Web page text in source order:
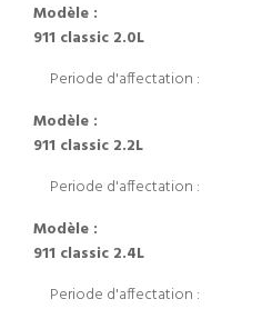
Modèle :
911 classic 2.0L
Periode d'affectation :
Modèle :
911 classic 2.2L
Periode d'affectation :
Modèle :
911 classic 2.4L
Periode d'affectation :